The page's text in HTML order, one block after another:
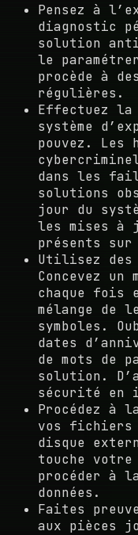
Pensez à
diagnostic
solution
le
procède à
régulières.
Effectuez
système
pouvez. Les
dans les
solutions
jour du
les mises à
présents sur
Utilisez des
Concevez un
chaque fois
mélange
symboles.
dates
de mots de
solution.
sécurité en
Procédez à
vos fichiers
disque
touche votre
procéder à
données.
Faites
aux pièces